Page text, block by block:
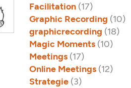
Facilitation (17)
Graphic Recording (10)
graphicrecording (18)
Magic Moments (10)
Meetings (17)
Online Meetings (12)
Strategie (3)